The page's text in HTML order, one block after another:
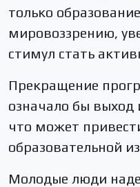
только
мировоззрению,
стимул стать
Прекращение
означало бы выход
что может
образовательной
Молодые люди